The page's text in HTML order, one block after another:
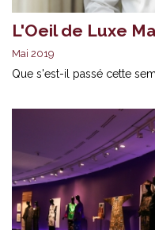
L'Oeil de Luxe
Mai 2019
Que s'est-il passé cette